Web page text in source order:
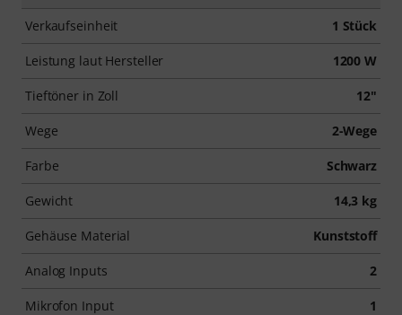
Verkaufseinheit 1 Stück
Leistung laut Hersteller 1200 W
Tieftöner in Zoll 12"
Wege 2-Wege
Farbe Schwarz
Gewicht 14,3 kg
Gehäuse Material Kunststoff
Analog Inputs 2
Mikrofon Input 1